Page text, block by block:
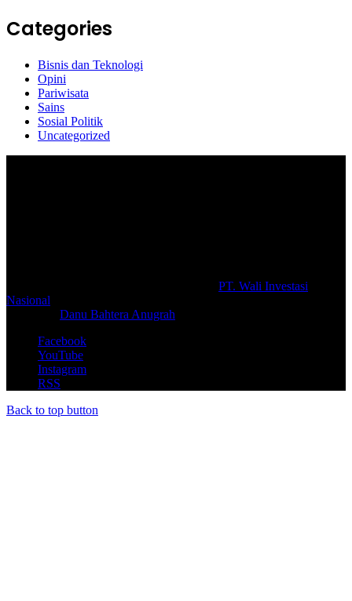
Categories
Bisnis dan Teknologi
Opini
Pariwisata
Sains
Sosial Politik
Uncategorized
PT. Wali Investasi
Nasional
Danu Bahtera Anugrah
Facebook
YouTube
Instagram
RSS
Back to top button